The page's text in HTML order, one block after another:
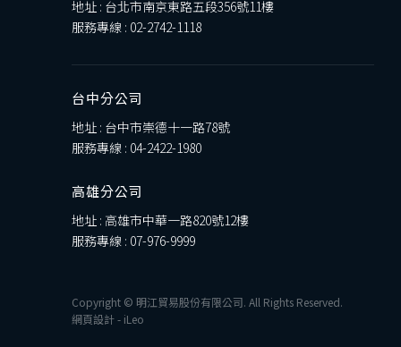
地址 : 台北市南京東路五段356號11樓
服務專線 : 02-2742-1118
台中分公司
地址 : 台中市崇德十一路78號
服務專線 : 04-2422-1980
高雄分公司
地址 : 高雄市中華一路820號12樓
服務專線 : 07-976-9999
Copyright © 明江貿易股份有限公司. All Rights Reserved.
網頁設計- iLeo